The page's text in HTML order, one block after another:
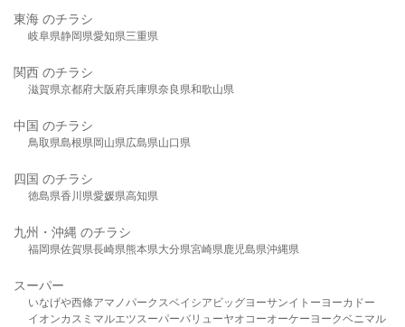
東海 のチラシ
岐阜県静岡県愛知県三重県
関西 のチラシ
滋賀県京都府大阪府兵庫県奈良県和歌山県
中国 のチラシ
鳥取県島根県岡山県広島県山口県
四国 のチラシ
徳島県香川県愛媛県高知県
九州・沖縄 のチラシ
福岡県佐賀県長崎県熊本県大分県宮崎県鹿児島県沖縄県
スーパー
いなげや西條アマノパークスベイシア ビッグヨーサンイトーヨーカドー
イオンカスミ マルエツスーパーバリューヤオコーオーケー ヨークベニマル